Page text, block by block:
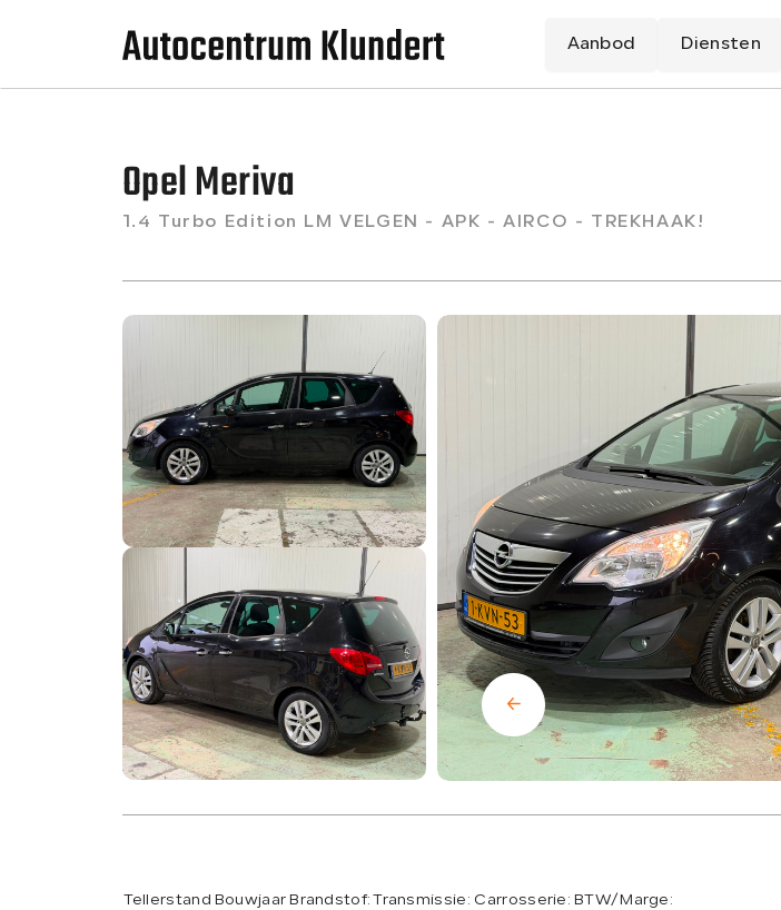
Aanbod Diensten
Opel Meriva
1.4 Turbo Edition LM VELGEN - APK - AIRCO - TREKHAAK!
Tellerstand Bouwjaar Brandstof: Transmissie: Carrosserie: BTW/Marge: